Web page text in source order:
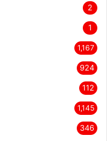
2
1
1,167
924
112
1,145
346